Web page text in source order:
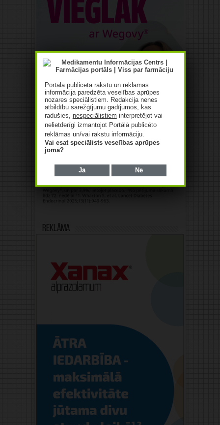
Reklāma
Portālā publicētā rakstu un reklāmas
informācija paredzēta veselības aprūpes
nozares speciālistiem. Redakcija nenes
atbildību sarežģījumu gadījumos, kas
radušies, nespeciālistiem interpretējot vai
nelietderīgi izmantojot Portālā publicēto
reklāmas un/vai rakstu informāciju.
Vai esat speciālists veselības aprūpes
jomā?
Jā Nē